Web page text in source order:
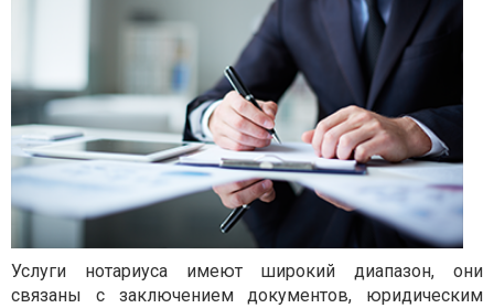
Услуги нотариуса имеют широкий диапазон, они
связаны с заключением документов, юридическим